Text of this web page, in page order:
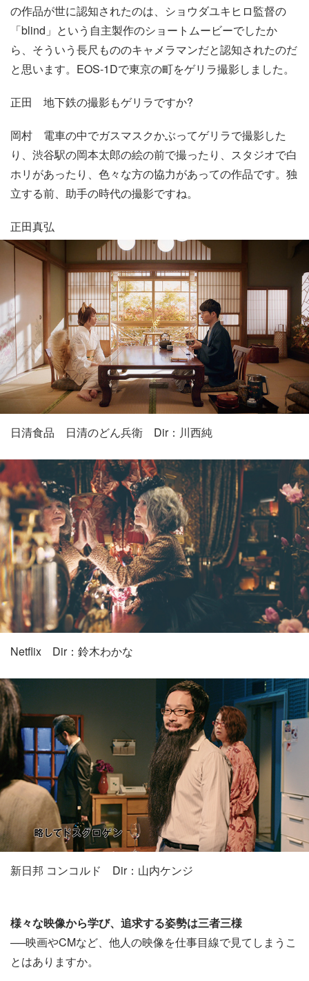
の作品が世に認知されたのは、ショウダユキヒロ監督の
「blind」という自主製作のショートムービーでしたか
ら、そういう長尺もののキャメラマンだと認知されたのだ
と思います。EOS-1Dで東京の町をゲリラ撮影しました。
正田 地下鉄の撮影もゲリラですか?
岡村 電車の中でガスマスクかぶってゲリラで撮影した
り、渋谷駅の岡本太郎の絵の前で撮ったり、スタジオで白
ホリがあったり、色々な方の協力があっての作品です。独
立する前、助手の時代の撮影ですね。
正田真弘
日清食品 日清のどん兵衛 Dir：川西純
Netflix Dir：鈴木わかな
新日邦 コンコルド Dir：山内ケンジ
様々な映像から学び、追求する姿勢は三者三様
──映画やCMなど、他人の映像を仕事目線で見てしまうこ
とはありますか。